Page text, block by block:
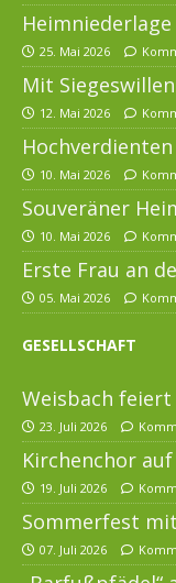
25. Mai 2026
Mit
12. Mai 2026
10. Mai 2026
Souveräner
10. Mai 2026
Erste Frau an
05. Mai 2026
GESELLSCHAFT
Weisbach feiert
23. Juli 2026
Kirchenchor
19. Juli 2026
Sommerfest
07. Juli 2026